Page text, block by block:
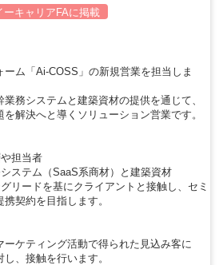
ーキャリアFAに掲載
ーム「Ai-COSS」の新規営業を担当しま
務システムと建築資材の提供を通じて、
解決へと導くソリューション営業です。
担当者
ステム（SaaS系商材）と建築資材
リードを基にクライアントと接触し、セミ
契約を目指します。
ーケティング活動で得られた見込み客に
います。